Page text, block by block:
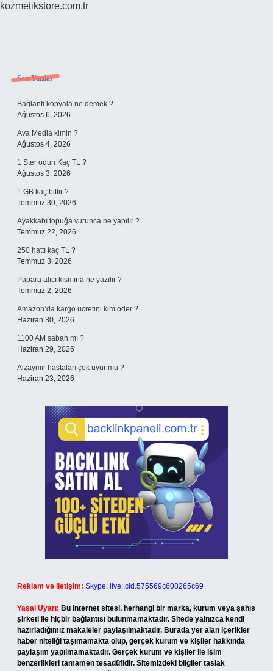
kozmetikstore.com.tr
Sidebar
Son Yazılar
Bağlantı kopyala ne demek ?
Ağustos 6, 2026
Ava Media kimin ?
Ağustos 4, 2026
1 Ster odun Kaç TL ?
Ağustos 3, 2026
1 GB kaç bittir ?
Temmuz 30, 2026
Ayakkabı topuğa vurunca ne yapılır ?
Temmuz 22, 2026
250 hattı kaç TL ?
Temmuz 3, 2026
Papara alıcı kısmına ne yazılır ?
Temmuz 2, 2026
Amazon’da kargo ücretini kim öder ?
Haziran 30, 2026
1100 AM sabah mı ?
Haziran 29, 2026
Alzaymır hastaları çok uyur mu ?
Haziran 23, 2026
Reklam ve İletişim: Skype: live:.cid.575569c608265c69
Yasal Uyarı: Bu internet sitesi, herhangi bir marka, kurum veya şahıs
şirketi ile hiçbir bağlantısı bulunmamaktadır. Sitede yalnızca kendi
hazırladığımız makaleler paylaşılmaktadır. Burada yer alan içerikler
haber niteliği taşımamakta olup, gerçek kurum ve kişiler hakkında
paylaşım yapılmamaktadır. Gerçek kurum ve kişiler ile isim
benzerlikleri tamamen tesadüfidir. Sitemizdeki bilgiler taslak